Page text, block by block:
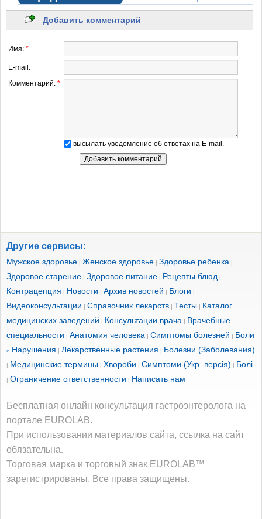
Добавить комментарий
Имя: *
E-mail:
Комментарий: *
высылать уведомление об ответах на E-mail.
Другие сервисы:
Мужское здоровье | Женское здоровье | Здоровье ребенка |
Здоровое старение | Здоровое питание | Рецепты блюд |
Контрацепция | Новости | Архив новостей | Блоги |
Видеоконсультации | Справочник лекарств | Тесты | Каталог
медицинских заведений | Консультации врача | Врачебные
специальности | Анатомия человека | Симптомы болезней | Боли
и Нарушения | Лекарственные растения | Болезни (Заболевания)
| Медицинские термины | Хвороби | Симптоми (Укр. версія) | Болі
| Ограничение ответственности | Написать нам
Бесплатная онлайн консультация гастроэнтеролога на
портале EUROLAB.
При использовании материалов сайта, ссылка на сайт
обязательна.
Торговая марка и торговый знак EUROLAB™
зарегистрированы. Все права защищены.